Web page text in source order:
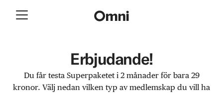
Erbjudande!
Du får testa Superpaketet i 2 månader för bara 29
kronor. Välj nedan vilken typ av medlemskap du vill ha